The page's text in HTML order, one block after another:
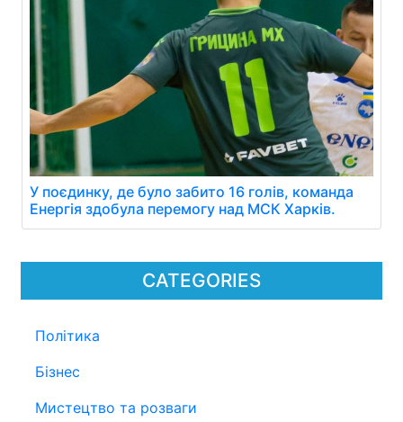
CATEGORIES
Політика
Бізнес
Мистецтво та розваги
У поєдинку, де було забито 16 голів, команда
Енергія здобула перемогу над МСК Харків.